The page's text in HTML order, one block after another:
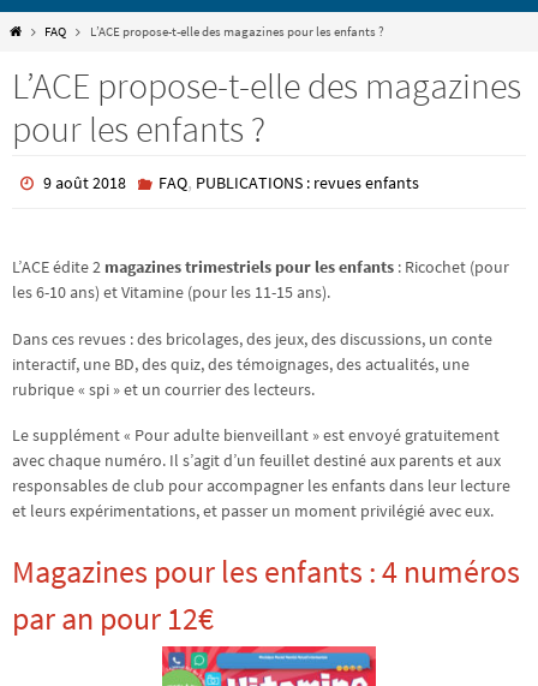
HomeFAQ L’ACE propose-t-elle des magazines pour les enfants ?
L’ACE propose-t-elle des magazines
pour les enfants ?
9 août 2018 FAQ, PUBLICATIONS : revues enfants
L’ACE édite 2 magazines trimestriels pour les enfants : Ricochet (pour
les 6-10 ans) et Vitamine (pour les 11-15 ans).
Dans ces revues : des bricolages, des jeux, des discussions, un conte
interactif, une BD, des quiz, des témoignages, des actualités, une
rubrique « spi » et un courrier des lecteurs.
Le supplément « Pour adulte bienveillant » est envoyé gratuitement
avec chaque numéro. Il s’agit d’un feuillet destiné aux parents et aux
responsables de club pour accompagner les enfants dans leur lecture
et leurs expérimentations, et passer un moment privilégié avec eux.
Magazines pour les enfants : 4 numéros
par an pour 12€